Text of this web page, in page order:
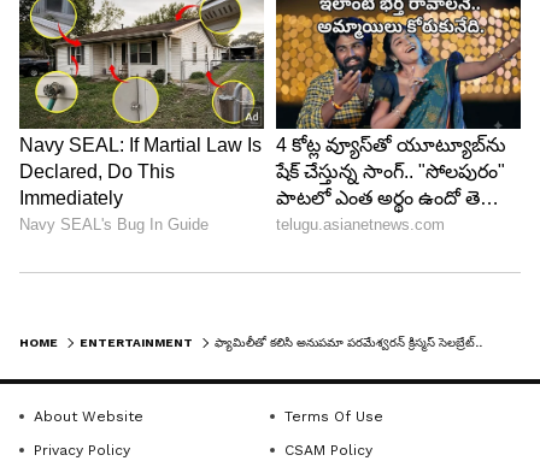
ఈ ఏడాది ఒక్క సినిమాలో కూడా కనిపించలేదు. కానీ వచ్చే
ఏడాది మరో ఐదు సినిమాలతో సందడి చేయబోతుంది. ఈ
సంక్రాంతి నుంచి ఆమె సందడి ప్రారంభం కాబోతుంది.
HOME ENTERTAINMENT
About Website
Terms Of Use
Privacy Policy
CSAM Policy